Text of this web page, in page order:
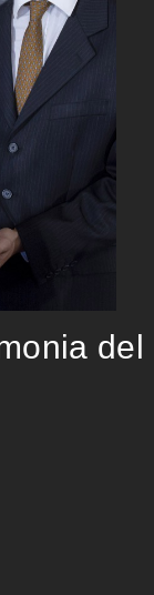
del